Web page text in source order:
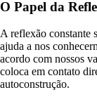
O Papel da
A reflexão constante
ajuda a nos
acordo com nossos
coloca em contato
autoconstrução.